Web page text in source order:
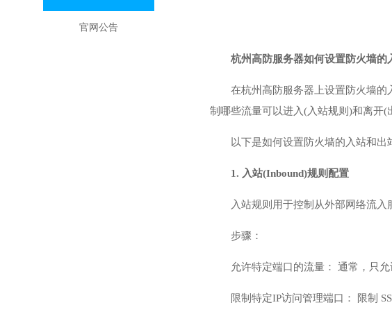
官网公告
杭州高防服务器如何设置防火墙的
在杭州高防服务器上设置防火墙的
制哪些流量可以进入(入站规则)和离开(
以下是如何设置防火墙的入站和出
1. 入站(Inbound)规则配置
入站规则用于控制从外部网络流
步骤：
允许特定端口的流量： 通常，只
限制特定IP访问管理端口： 限制